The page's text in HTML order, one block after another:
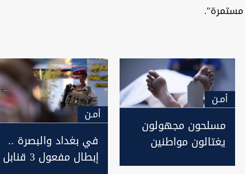
أمـن
مسلحون مجهولون
يغتالون مواطنين
أمـن
في بغداد والبصرة ..
إبطال مفعول 3 قنابل